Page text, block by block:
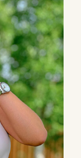
TikTok